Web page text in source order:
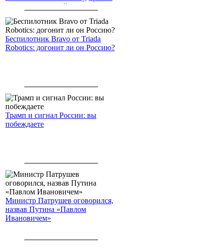
американским войскам
Беспилотник Bravo от Triada
Robotics: догонит ли он Россию?
Трамп и сигнал России: вы
побеждаете
Министр Патрушев оговорился,
назвав Путина «Павлом
Ивановичем»